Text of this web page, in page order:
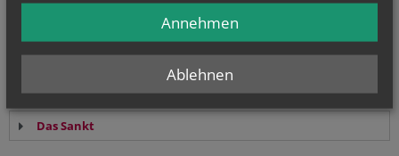
Maria Magdalena an der alten Donau
Gemeinde Kaisermühlen
Gemeinde Bruckhaufen
Das Sankt
Ablehnen
Annehmen